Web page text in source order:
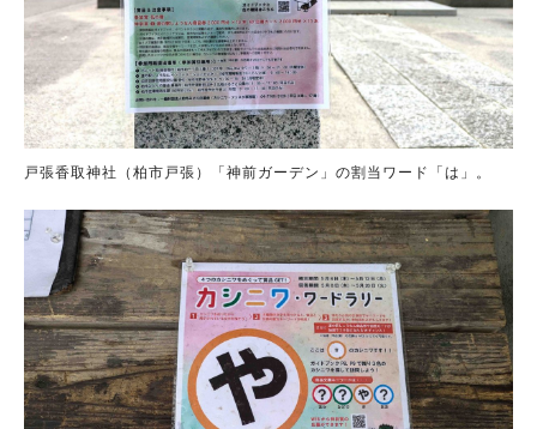
戸張香取神社（柏市戸張）「神前ガーデン」の割当ワード「は」。